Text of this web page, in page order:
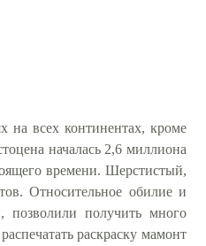
всех континентах, кроме
началась 2,6 миллиона
времени. Шерстистый,
Относительное обилие и
позволили получить много
раскраску мамонт